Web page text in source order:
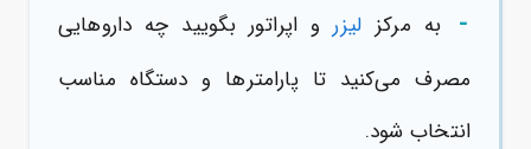
- به مرکز لیزرو اپراتور بگویید چه داروهایی
مصرف می‌کنید تا پارامترها و دستگاه مناسب
انتخاب شود.